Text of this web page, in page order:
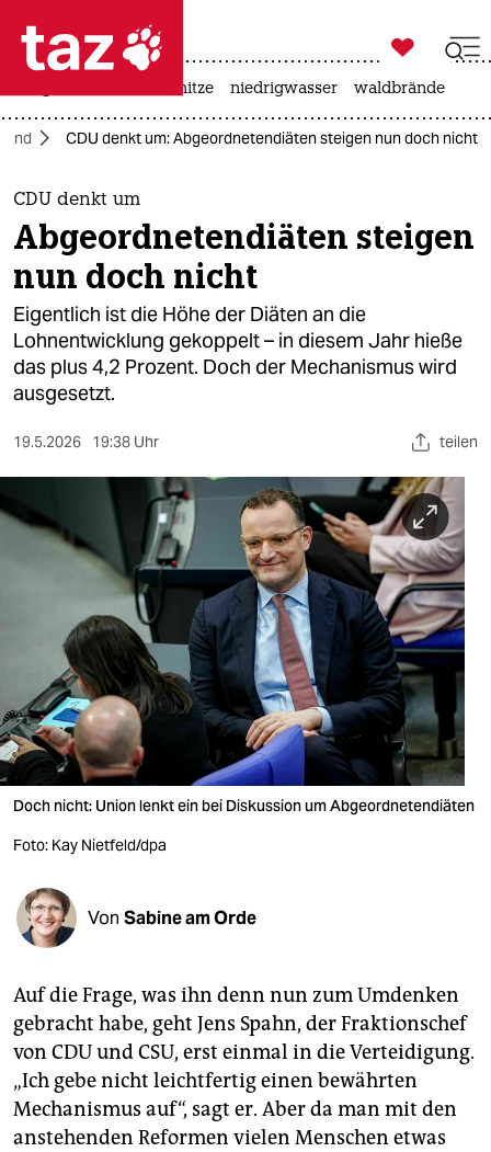
 taz zahl ich
taz zahl ich
themen
politik
öko
gesellschaft
kultur
sport
nord
verlag
verlag
veranstaltungen
shop
fragen & hilfe
unterstützen
abo
genossenschaft
epaper login

taz zahl ich
hitze niedrigwasser waldbrände
CDU denkt um: Abgeordnetendiäten steigen nun doch nicht
CDU denkt um
Abgeordnetendiäten steigen
nun doch nicht
Eigentlich ist die Höhe der Diäten an die
Lohnentwicklung gekoppelt – in diesem Jahr hieße
das plus 4,2 Prozent. Doch der Mechanismus wird
ausgesetzt.
19.5.2026 19:38 Uhr teilen
Doch nicht: Union lenkt ein bei Diskussion um Abgeordnetendiäten
Foto: Kay Nietfeld/dpa
Von Sabine am Orde
Auf die Frage, was ihn denn nun zum Umdenken
gebracht habe, geht Jens Spahn, der Fraktionschef
von CDU und CSU, erst einmal in die Verteidigung.
„Ich gebe nicht leichtfertig einen bewährten
Mechanismus auf“, sagt er. Aber da man mit den
anstehenden Reformen vielen Menschen etwas